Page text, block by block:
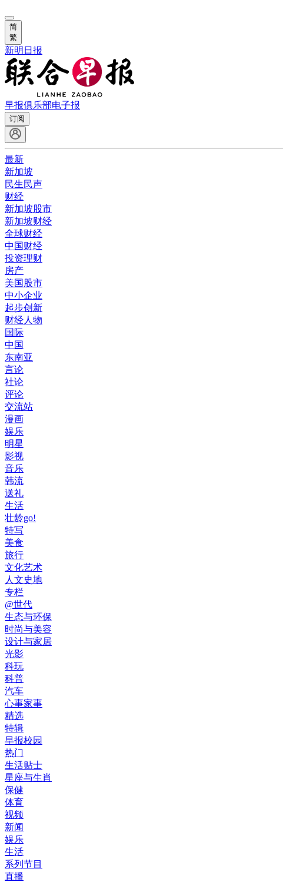
简
繁
新明日报
早报俱乐部电子报
订阅
最新
新加坡
民生民声
财经
新加坡股市
新加坡财经
全球财经
中国财经
投资理财
房产
美国股市
中小企业
起步创新
财经人物
国际
中国
东南亚
言论
社论
评论
交流站
漫画
娱乐
明星
影视
音乐
韩流
送礼
生活
壮龄go!
特写
美食
旅行
文化艺术
人文史地
专栏
@世代
生态与环保
时尚与美容
设计与家居
光影
科玩
科普
汽车
心事家事
精选
特辑
早报校园
热门
生活贴士
星座与生肖
保健
体育
视频
新闻
娱乐
生活
系列节目
直播